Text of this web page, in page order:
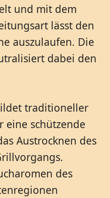
und mit dem
lässt den
auszulaufen. Die
dabei den
traditioneller
eine schützende
Austrocknen des
des